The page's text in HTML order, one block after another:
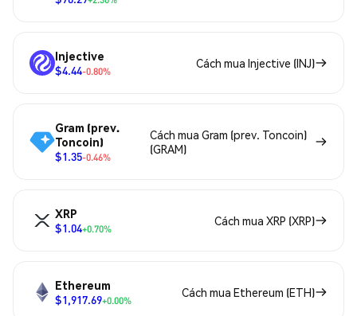
Injective
$4.44-0.80%
Cách mua Injective (INJ)
Gram (prev.
Toncoin)
$1.35-0.46%
Cách mua Gram (prev. Toncoin)
(GRAM)
XRP
$1.04+0.70%
Cách mua XRP (XRP)
Ethereum
$1,917.69+0.00%
Cách mua Ethereum (ETH)